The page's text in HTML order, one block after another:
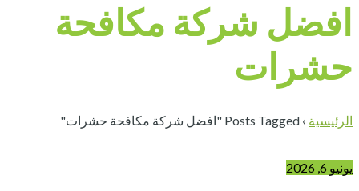
افضل شركة مكافحة
حشرات
الرئيسية › Posts Tagged "افضل شركة مكافحة حشرات"
يونيو 6, 2026